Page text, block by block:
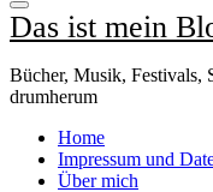
Das ist mein
Bücher, Musik, Festivals,
drumherum
Home
Impressum und
Über mich